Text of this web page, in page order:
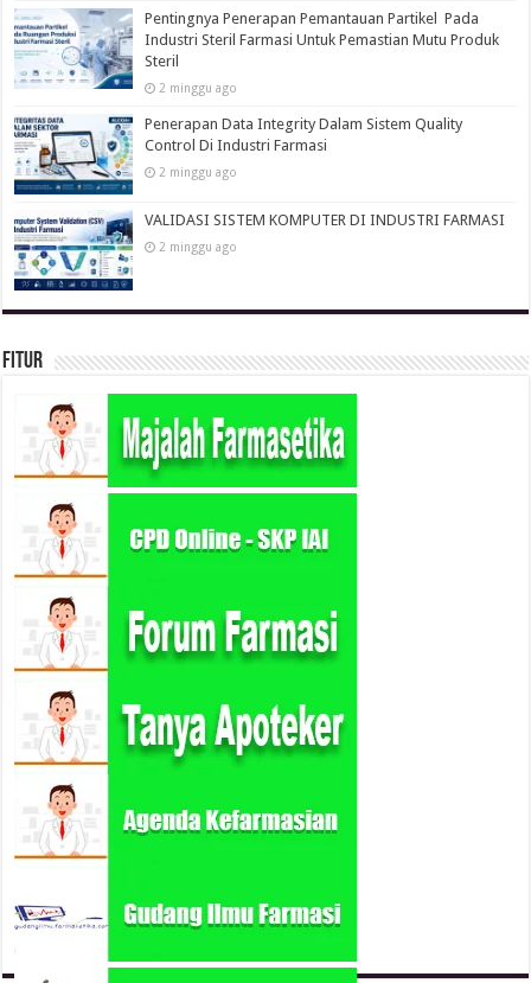
Pentingnya Penerapan Pemantauan Partikel Pada
Industri Steril Farmasi Untuk Pemastian Mutu Produk
Steril
2 minggu ago
Penerapan Data Integrity Dalam Sistem Quality
Control Di Industri Farmasi
2 minggu ago
VALIDASI SISTEM KOMPUTER DI INDUSTRI FARMASI
2 minggu ago
Fitur